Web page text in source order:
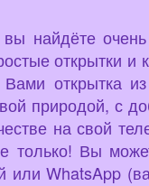
найдёте
открытки и
открытка
природой, с
на свой
Вы
WhatsApp